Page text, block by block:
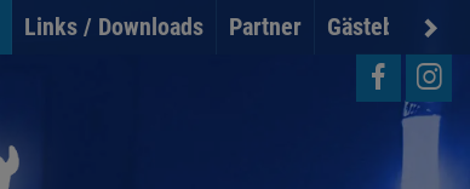
Links / Downloads Partner Gästebuch